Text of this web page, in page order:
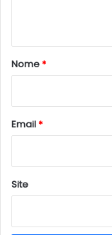
r
*
Nome*
Email*
Site